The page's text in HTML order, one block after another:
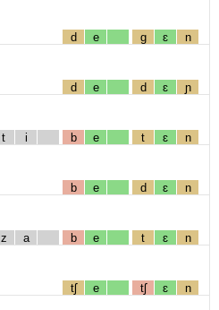
d e g ɛ n
d e d ɛ ɲ
t i b e t ɛ n
b e d ɛ n
z a b e t ɛ n
tʃ e tʃ ɛ n